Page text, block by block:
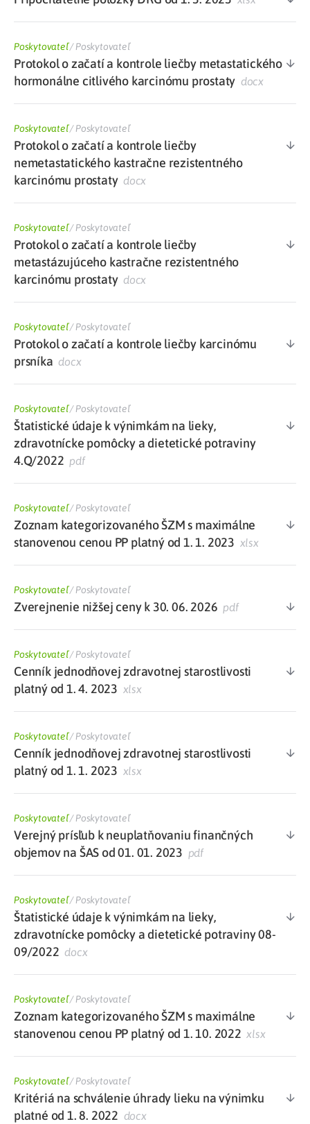
Poskytovateľ/Poskytovateľ
Protokol o začatí a kontrole liečby metastatického
hormonálne citlivého karcinómu prostaty docx
Poskytovateľ/Poskytovateľ
Protokol o začatí a kontrole liečby
nemetastatického kastračne rezistentného
karcinómu prostatydocx
Poskytovateľ/Poskytovateľ
Protokol o začatí a kontrole liečby
metastázujúceho kastračne rezistentného
karcinómu prostatydocx
Poskytovateľ/Poskytovateľ
Protokol o začatí a kontrole liečby karcinómu
prsníka docx
Poskytovateľ/Poskytovateľ
Štatistické údaje k výnimkám na lieky,
zdravotnícke pomôcky a dietetické potraviny
4.Q/2022 pdf
Poskytovateľ/Poskytovateľ
Zoznam kategorizovaného ŠZM s maximálne
stanovenou cenou PP platný od 1. 1. 2023 xlsx
Poskytovateľ/Poskytovateľ
Zverejnenie nižšej ceny k 30. 06. 2026 pdf
Poskytovateľ/Poskytovateľ
Cenník jednodňovej zdravotnej starostlivosti
platný od 1. 4. 2023 xlsx
Poskytovateľ/Poskytovateľ
Cenník jednodňovej zdravotnej starostlivosti
platný od 1. 1. 2023 xlsx
Poskytovateľ/Poskytovateľ
Verejný prísľub k neuplatňovaniu finančných
objemov na ŠAS od 01. 01. 2023 pdf
Poskytovateľ/Poskytovateľ
Štatistické údaje k výnimkám na lieky,
zdravotnícke pomôcky a dietetické potraviny 08-
09/2022 docx
Poskytovateľ/Poskytovateľ
Zoznam kategorizovaného ŠZM s maximálne
stanovenou cenou PP platný od 1. 10. 2022 xlsx
Poskytovateľ/Poskytovateľ
Kritériá na schválenie úhrady lieku na výnimku
platné od 1. 8. 2022 docx